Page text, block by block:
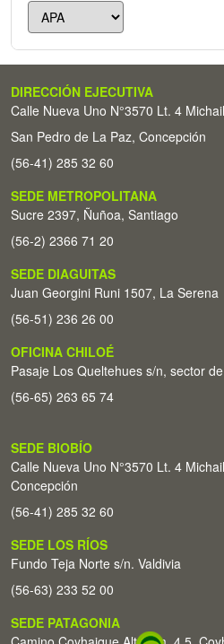
DIRECCIÓN EJECUTIVA
Calle Nueva Uno N°3570 Lt. 4
San Pedro de La Paz, Concepción
(56-41) 285 32 60
SEDE METROPOLITANA
Sucre 2397, Ñuñoa, Santiago
(56-2) 2366 71 20
SEDE DIAGUITAS
Juan Georgini Runi 1507, La Serena
(56-51) 236 26 00
OFICINA CHILOÉ
Pasaje Los Queltehues s/n, sector
(56-65) 263 65 74
SEDE BIOBÍO
Calle Nueva Uno N°3570 Lt. 4
Concepción
(56-41) 285 32 60
SEDE LOS RÍOS
Fundo Teja Norte s/n. Valdivia
(56-63) 233 52 00
SEDE PATAGONIA